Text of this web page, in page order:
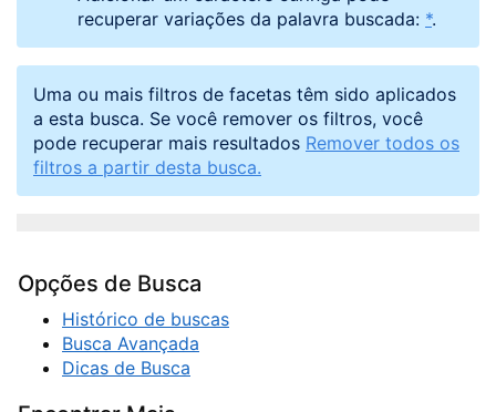
recuperar variações da palavra buscada: *.
Uma ou mais filtros de facetas têm sido aplicados
a esta busca. Se você remover os filtros, você
pode recuperar mais resultados Remover todos os
filtros a partir desta busca.
Opções de Busca
Histórico de buscas
Busca Avançada
Dicas de Busca